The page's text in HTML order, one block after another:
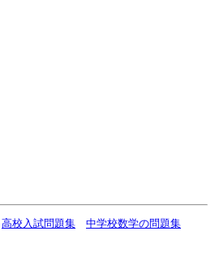
高校入試問題集
中学校数学の問題集